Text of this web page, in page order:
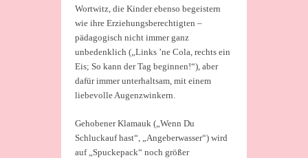
Wortwitz, die Kinder ebenso begeistern
wie ihre Erziehungsberechtigten –
pädagogisch nicht immer ganz
unbedenklich („Links ’ne Cola, rechts ein
Eis; So kann der Tag beginnen!“), aber
dafür immer unterhaltsam, mit einem
liebevolle Augenzwinkern.
Gehobener Klamauk („Wenn Du
Schluckauf hast“, „Angeberwasser“) wird
auf „Spuckepack“ noch größer